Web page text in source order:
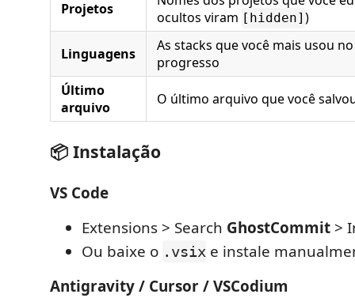
Projetos
ocultos viram [hidden] )
Linguagens
As stacks que você mais usou
progresso
Último
arquivo
O último arquivo que você
📦 Instalação
VS Code
Extensions > Search GhostCommit >
Ou baixe o .vsix e instale
Antigravity / Cursor / VSCodium